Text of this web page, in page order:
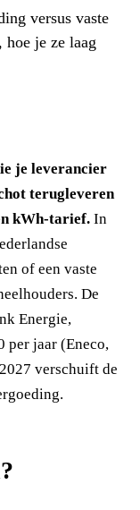
versus vaste
je ze laag
je leverancier
terugleveren
kWh-tarief. In
of een vaste
De
Energie,
per jaar (Eneco,
verschuift de